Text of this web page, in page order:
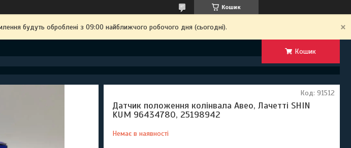
Кошик
будуть оброблені з 09:00 найближчого робочого дня (сьогодні).
Кошик
Датчик положення колінвала Авео, Лачетті SHIN
KUM 96434780, 25198942
Немає в наявності
Код: 91512